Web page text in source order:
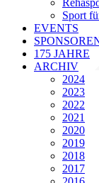
Sport
EVENTS
175 JAHRE
ARCHIV
2024
2023
2022
2021
2020
2019
2018
2017